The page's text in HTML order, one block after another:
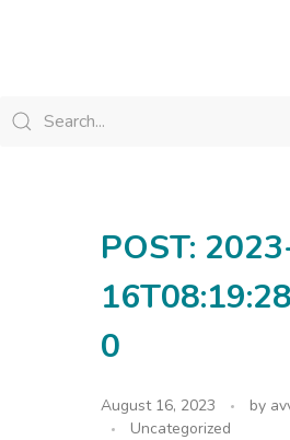
POST:
0
August 16, 2023 by
Uncategorized